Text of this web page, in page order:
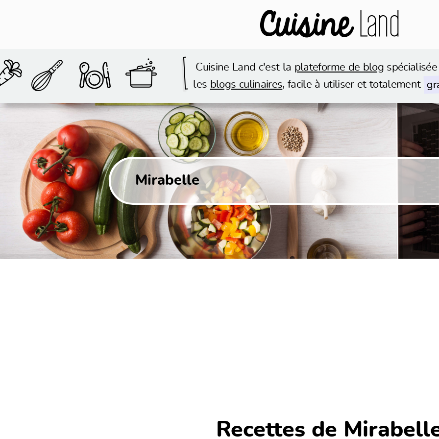
Cuisine Land c'est la plateforme de blogspécialisée
les blogs culinaires, facile à utiliser et totalement
Recettes de